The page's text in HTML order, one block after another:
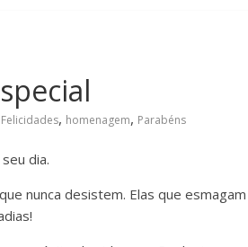
Felicidades, homenagem, Parabéns
dia.
nunca desistem. Elas que